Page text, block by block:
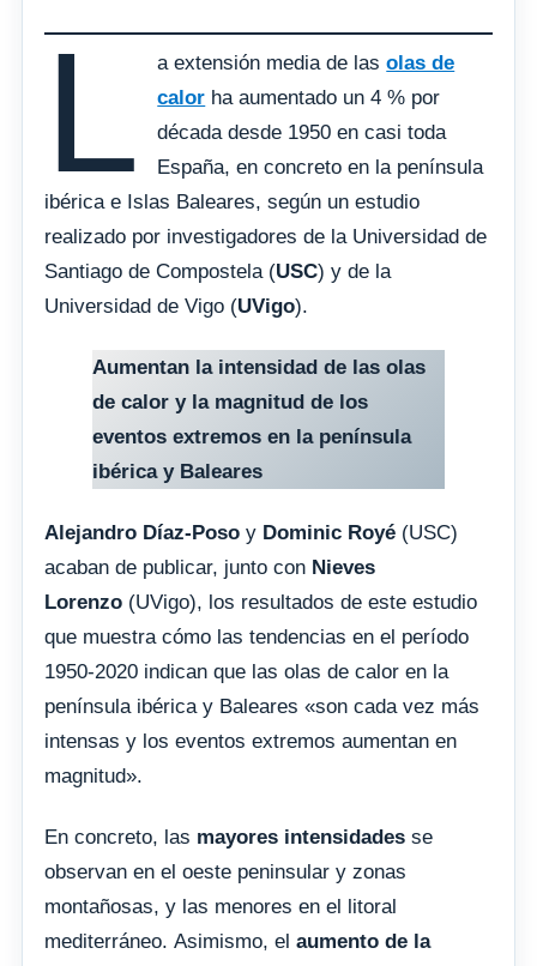
L a extensión media de lasolas de
calor ha aumentado un 4 % por
década desde 1950 en casi toda
España, en concreto en la península
ibérica e Islas Baleares, según un estudio
realizado por investigadores de la Universidad de
Santiago de Compostela (USC) y de la
Universidad de Vigo (UVigo).
Aumentan la intensidad de las olas
de calor y la magnitud de los
eventos extremos en la península
ibérica y Baleares
Alejandro Díaz-Poso y Dominic Royé (USC)
acaban de publicar, junto con Nieves
Lorenzo (UVigo), los resultados de este estudio
que muestra cómo las tendencias en el período
1950-2020 indican que las olas de calor en la
península ibérica y Baleares «son cada vez más
intensas y los eventos extremos aumentan en
magnitud».
En concreto, las mayores intensidades se
observan en el oeste peninsular y zonas
montañosas, y las menores en el litoral
mediterráneo. Asimismo, el aumento de la